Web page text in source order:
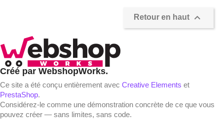
Retour en haut 
Créé par WebshopWorks.
Ce site a été conçu entièrement avec Creative Elements et
PrestaShop.
Considérez-le comme une démonstration concrète de ce que vous
pouvez créer — sans limites, sans code.